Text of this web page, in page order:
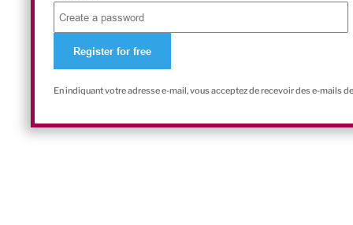
En indiquant votre adresse e-mail, vous acceptez de recevoir des e-mails